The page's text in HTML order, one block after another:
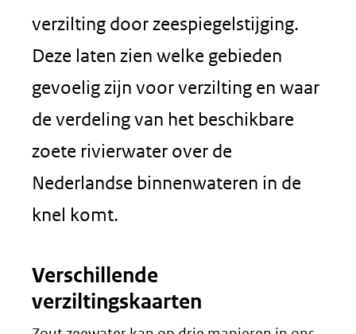
verzilting door zeespiegelstijging.
Deze laten zien welke gebieden
gevoelig zijn voor verzilting en waar
de verdeling van het beschikbare
zoete rivierwater over de
Nederlandse binnenwateren in de
knel komt.
Verschillende
verziltingskaarten